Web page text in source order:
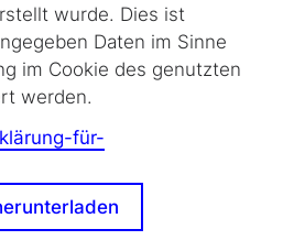
wurde. Dies ist
Daten im Sinne
im Cookie des genutzten
werden.
für-